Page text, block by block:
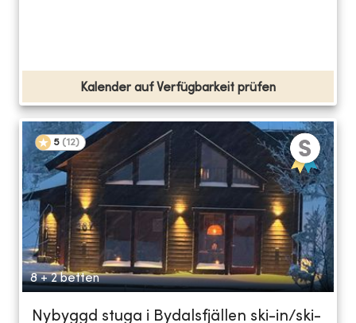
Kalender auf Verfügbarkeit prüfen
5 (12)
8 + 2 betten
Nybyggd stuga i Bydalsfjällen ski-in/ski-